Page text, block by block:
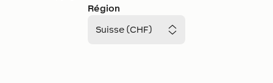
Région
Suisse (CHF)